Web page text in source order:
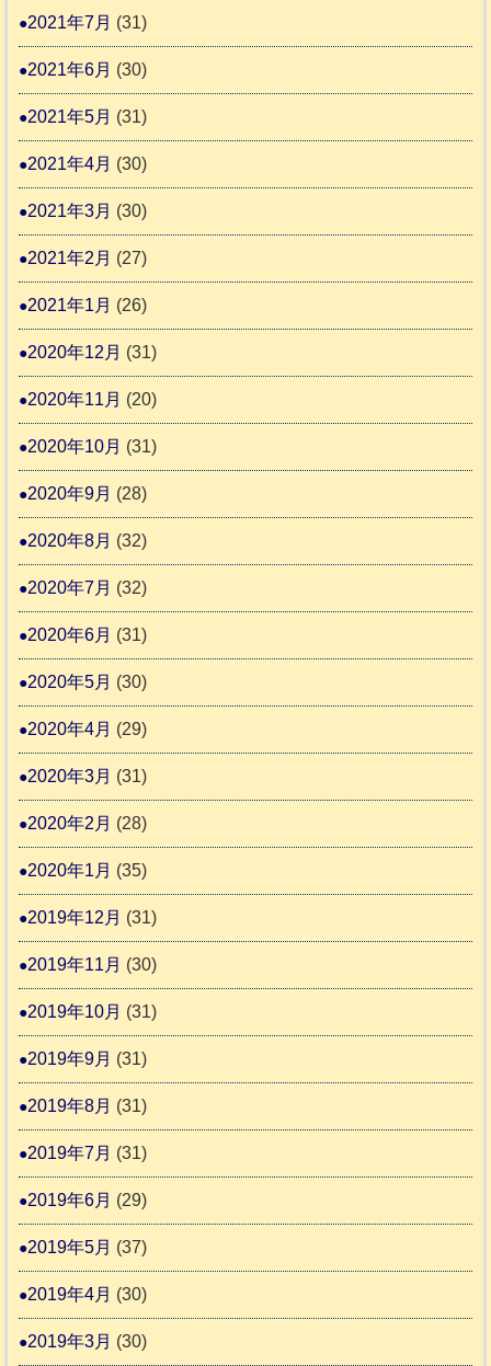
2021年7月 (31)
2021年6月 (30)
2021年5月 (31)
2021年4月 (30)
2021年3月 (30)
2021年2月 (27)
2021年1月 (26)
2020年12月 (31)
2020年11月 (20)
2020年10月 (31)
2020年9月 (28)
2020年8月 (32)
2020年7月 (32)
2020年6月 (31)
2020年5月 (30)
2020年4月 (29)
2020年3月 (31)
2020年2月 (28)
2020年1月 (35)
2019年12月 (31)
2019年11月 (30)
2019年10月 (31)
2019年9月 (31)
2019年8月 (31)
2019年7月 (31)
2019年6月 (29)
2019年5月 (37)
2019年4月 (30)
2019年3月 (30)